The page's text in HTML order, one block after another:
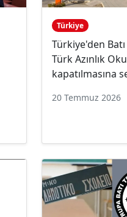
Türkiye
Türkiye'den
Türk Azınlık
kapatılmasına
20 Temmuz 2026